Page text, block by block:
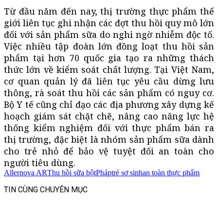
Từ đầu năm đến nay, thị trường thực phẩm thế
giới liên tục ghi nhận các đợt thu hồi quy mô lớn
đối với sản phẩm sữa do nghi ngờ nhiễm độc tố.
Việc nhiều tập đoàn lớn đồng loạt thu hồi sản
phẩm tại hơn 70 quốc gia tạo ra những thách
thức lớn về kiểm soát chất lượng. Tại Việt Nam,
cơ quan quản lý đã liên tục yêu cầu dừng lưu
thông, rà soát thu hồi các sản phẩm có nguy cơ.
Bộ Y tế cũng chỉ đạo các địa phương xây dựng kế
hoạch giám sát chặt chẽ, nâng cao năng lực hệ
thống kiểm nghiệm đối với thực phẩm bán ra
thị trường, đặc biệt là nhóm sản phẩm sữa dành
cho trẻ nhỏ để bảo vệ tuyệt đối an toàn cho
người tiêu dùng.
Allernova ARThu hồi sữa bộtPháptrẻ sơ sinhan toàn thực phẩm
TIN CÙNG CHUYÊN MỤC